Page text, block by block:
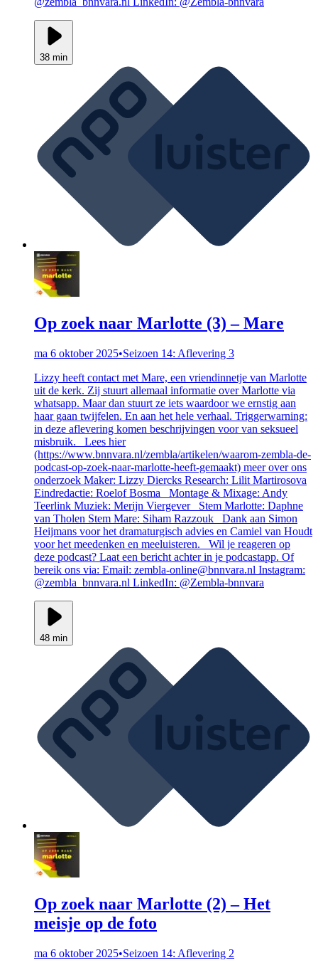
38 min
Op zoek naar Marlotte (3) – Mare
ma 6 oktober 2025•Seizoen 14: Aflevering 3
Lizzy heeft contact met Mare, een vriendinnetje van Marlotte
uit de kerk. Zij stuurt allemaal informatie over Marlotte via
whatsapp. Maar dan stuurt ze iets waardoor we ernstig aan
haar gaan twijfelen. En aan het hele verhaal. Triggerwarning:
in deze aflevering komen beschrijvingen voor van seksueel
misbruik. Lees hier
(https://www.bnnvara.nl/zembla/artikelen/waarom-zembla-de-
podcast-op-zoek-naar-marlotte-heeft-gemaakt) meer over ons
onderzoek Maker: Lizzy Diercks Research: Lilit Martirosova
Eindredactie: Roelof Bosma Montage & Mixage: Andy
Teerlink Muziek: Merijn Viergever Stem Marlotte: Daphne
van Tholen Stem Mare: Siham Razzouk Dank aan Simon
Heijmans voor het dramaturgisch advies en Camiel van Houdt
voor het meedenken en meeluisteren. Wil je reageren op
deze podcast? Laat een bericht achter in je podcastapp. Of
bereik ons via: Email: zembla-online@bnnvara.nl Instagram:
@zembla_bnnvara.nl LinkedIn: @Zembla-bnnvara
48 min
Op zoek naar Marlotte (2) – Het
meisje op de foto
ma 6 oktober 2025•Seizoen 14: Aflevering 2